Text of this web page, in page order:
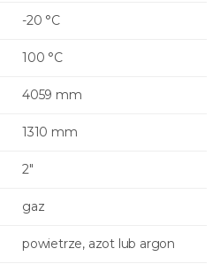
-20 °C
100 °C
4059 mm
1310 mm
2"
gaz
powietrze, azot lub argon